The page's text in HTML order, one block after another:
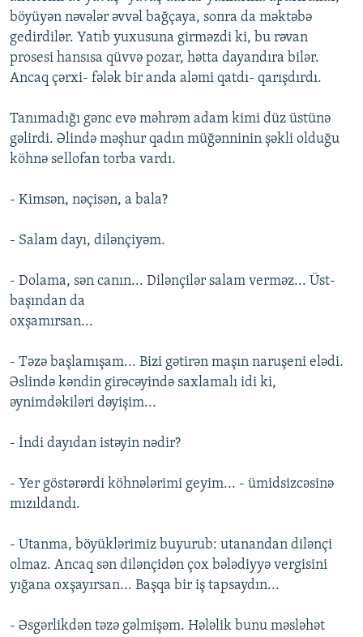
böyüyən nəvələr əvvəl bağçaya, sonra da məktəbə
gedirdilər. Yatıb yuxusuna girməzdi ki, bu rəvan
prosesi hansısa qüvvə pozar, hətta dayandıra bilər.
Ancaq çərxi- fələk bir anda aləmi qatdı- qarışdırdı.
Tanımadığı gənc evə məhrəm adam kimi düz üstünə
gəlirdi. Əlində məşhur qadın müğənninin şəkli olduğu
köhnə sellofan torba vardı.
- Kimsən, nəçisən, a bala?
- Salam dayı, dilənçiyəm.
- Dolama, sən canın... Dilənçilər salam verməz... Üst-
başından da
oxşamırsan...
- Təzə başlamışam... Bizi gətirən maşın naruşeni elədi.
Əslində kəndin girəcəyində saxlamalı idi ki,
əynimdəkiləri dəyişim...
- İndi dayıdan istəyin nədir?
- Yer göstərərdi köhnələrimi geyim... - ümidsizcəsinə
mızıldandı.
- Utanma, böyüklərimiz buyurub: utanandan dilənçi
olmaz. Ancaq sən dilənçidən çox bələdiyyə vergisini
yığana oxşayırsan... Başqa bir iş tapsaydın...
- Əsgərlikdən təzə gəlmişəm. Hələlik bunu məsləhət